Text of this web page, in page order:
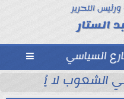
التحرير
الستار
السياسي 
لا يُقاس